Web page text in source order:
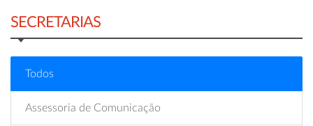
SECRETARIAS
Todos
Assessoria de Comunicação